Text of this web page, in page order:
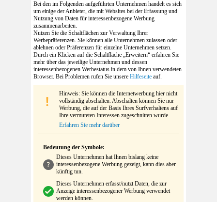
Bei den im Folgenden aufgeführten Unternehmen handelt es sich
um einige der Anbieter, die mit Websites bei der Erfassung und
Nutzung von Daten für interessenbezogene Werbung
zusammenarbeiten.
Nutzen Sie die Schaltflächen zur Verwaltung Ihrer
Werbepräferenzen. Sie können alle Unternehmen zulassen oder
ablehnen oder Präferenzen für einzelne Unternehmen setzen.
Durch ein Klicken auf die Schaltfläche „Erweitern“ erfahren Sie
mehr über das jeweilige Unternehmen und dessen
interessenbezogenen Werbestatus in dem von Ihnen verwendeten
Browser. Bei Problemen rufen Sie unsere Hilfeseite auf.
Hinweis: Sie können die Internetwerbung hier nicht
vollständig abschalten. Abschalten können Sie nur
Werbung, die auf der Basis Ihres Surfverhaltens auf
Ihre vermuteten Interessen zugeschnitten wurde.
Erfahren Sie mehr darüber
Bedeutung der Symbole:
Dieses Unternehmen hat Ihnen bislang keine
interessenbezogene Werbung gezeigt, kann dies aber
künftig tun.
Dieses Unternehmen erfasst/nutzt Daten, die zur
Anzeige interessenbezogener Werbung verwendet
werden können.